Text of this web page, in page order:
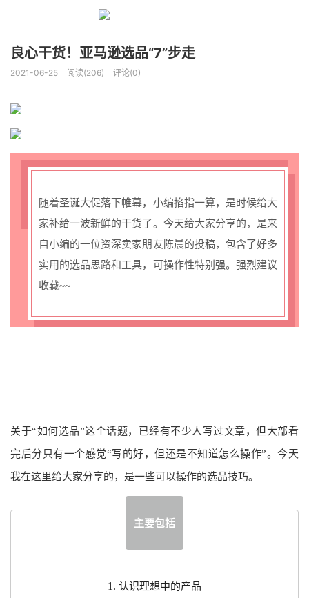
良心干货！亚马逊选品“7”步走
2021-06-25 阅读(206) 评论(0)
随着圣诞大促落下帷幕，小编掐指一算，是时候给大
家补给一波新鲜的干货了。今天给大家分享的，是来
自小编的一位资深卖家朋友陈晨的投稿，包含了好多
实用的选品思路和工具，可操作性特别强。强烈建议
收藏~~
关于“如何选品”这个话题，已经有不少人写过文章，但大部看
完后分只有一个感觉“写的好，但还是不知道怎么操作”。今天
我在这里给大家分享的，是一些可以操作的选品技巧。
主要包括
1. 认识理想中的产品